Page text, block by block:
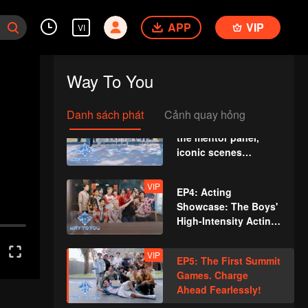
VI APP VIP
Way To You
Danh sách phát Cảnh quay hỏng
chàng trai Trung -
Thái lần đầu gặp mặt!
EP3: FortPeat joins
the mentor panel,
iconic scenes
VIP
EP4: Acting
Showcase: The Boys'
High-Intensity Acting
VIP
EP5: The First Summit
Games. Charge
Ahead Fearlessly!